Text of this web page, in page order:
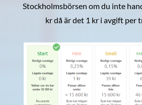
Stockholmsbörsen om du inte
kr då är det 1 kr i avgift per